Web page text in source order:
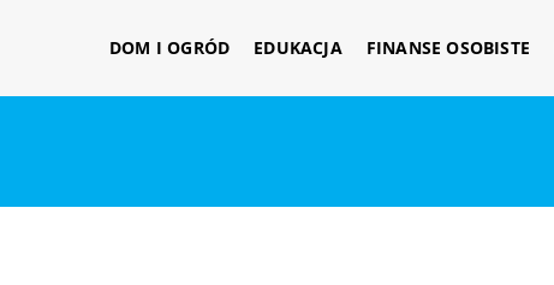
DOM I OGRÓD EDUKACJA FINANSE OSOBISTE